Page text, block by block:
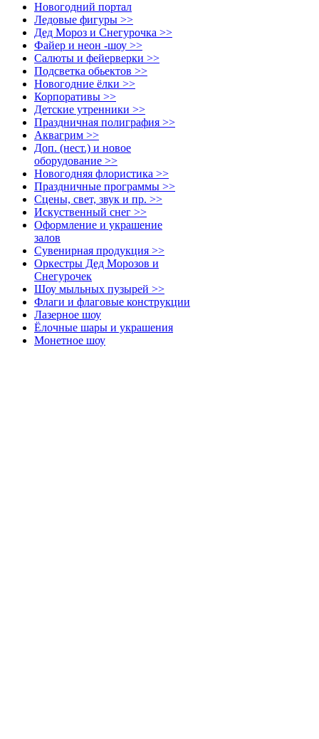
Новогодний портал
Ледовые фигуры >>
Дед Мороз и Снегурочка >>
Файер и неон -шоу >>
Салюты и фейерверки >>
Подсветка обьектов >>
Новогодние ёлки >>
Корпоративы >>
Детские утренники >>
Праздничная полиграфия >>
Аквагрим >>
Доп. (нест.) и новое
оборудование >>
Новогодняя флористика >>
Праздничные программы >>
Сцены, свет, звук и пр. >>
Искуственный снег >>
Оформление и украшение
залов
Сувенирная продукция >>
Оркестры Дед Морозов и
Снегурочек
Шоу мыльных пузырей >>
Флаги и флаговые конструкции
Лазерное шоу
Ёлочные шары и украшения
Монетное шоу